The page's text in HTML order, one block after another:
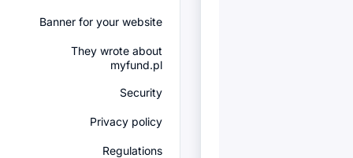
Banner for your website
They wrote about
myfund.pl
Security
Privacy policy
Regulations